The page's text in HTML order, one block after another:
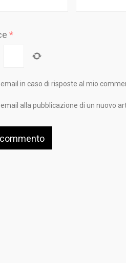
*
in caso di risposte al mio
alla pubblicazione di un nuovo